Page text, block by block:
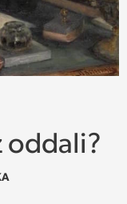
oddali?